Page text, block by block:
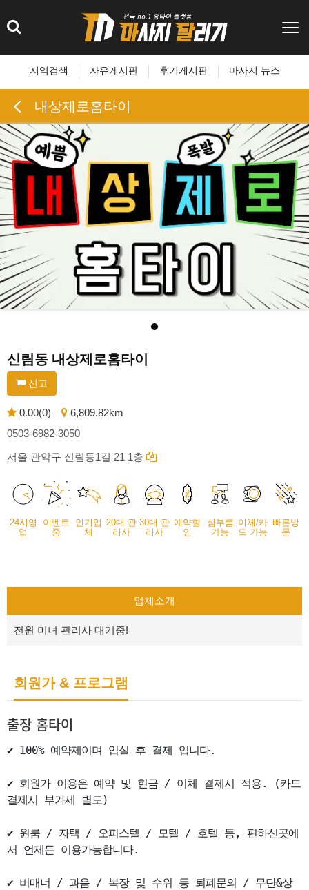
지역검색 자유게시판 후기게시판 마사지 뉴스
내상제로홈타이
신림동 내상제로홈타이
신고
0.00(0)
6,809.82km
0503-6982-3050
서울 관악구 신림동1길 21 1층
24시영
업
이벤트
중
인기업
체
20대 관
리사
30대 관
리사
예약할
인
심부름
가능
이체/카
드 가능
빠른방
문
업체소개
전원 미녀 관리사 대기중!
회원가 & 프로그램
출장 홈타이
✔ 100% 예약제이며 입실 후 결제 입니다.
✔ 회원가 이용은 예약 및 현금 / 이체 결제시 적용. (카드
결제시 부가세 별도)
✔ 원룸 / 자택 / 오피스텔 / 모텔 / 호텔 등, 편하신곳에
서 언제든 이용가능합니다.
✔ 비매너 / 과음 / 복장 및 수위 등 퇴폐문의 / 무단&상